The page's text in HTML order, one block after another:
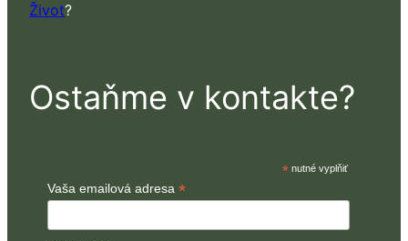
Život?
Ostaňme v kontakte?
* nutné vyplňiť
Vaša emailová adresa *